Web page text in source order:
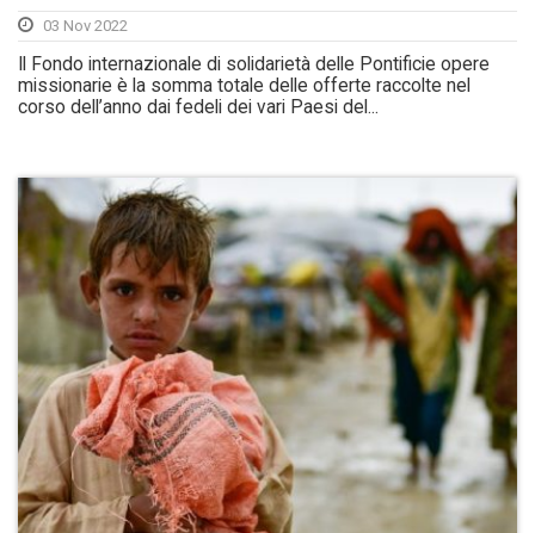
03 Nov 2022
Il Fondo internazionale di solidarietà delle Pontificie opere
missionarie è la somma totale delle offerte raccolte nel
corso dell’anno dai fedeli dei vari Paesi del...